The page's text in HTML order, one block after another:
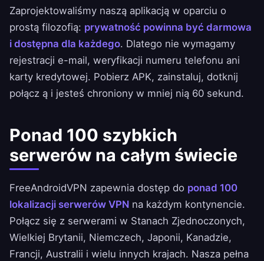
Zaprojektowaliśmy naszą aplikacją w oparciu o
prostą filozofią: prywatność powinna być darmowa
i dostępna dla każdego. Dlatego nie wymagamy
rejestracji e-mail, weryfikacji numeru telefonu ani
karty kredytowej. Pobierz APK, zainstaluj, dotknij
połącz ą i jesteś chroniony w mniej nią 60 sekund.
Ponad 100 szybkich
serwerów na całym świecie
FreeAndroidVPN zapewnia dostęp do ponad 100
lokalizacji serwerów VPN na każdym kontynencie.
Połącz się z serwerami w Stanach Zjednoczonych,
Wielkiej Brytanii, Niemczech, Japonii, Kanadzie,
Francji, Australii i wielu innych krajach. Nasza pełna